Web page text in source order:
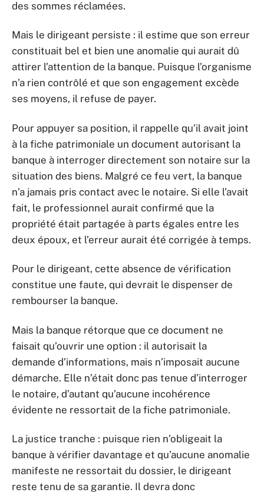
des sommes réclamées.
Mais le dirigeant persiste : il estime que son erreur
constituait bel et bien une anomalie qui aurait dû
attirer l’attention de la banque. Puisque l’organisme
n’a rien contrôlé et que son engagement excède
ses moyens, il refuse de payer.
Pour appuyer sa position, il rappelle qu’il avait joint
à la fiche patrimoniale un document autorisant la
banque à interroger directement son notaire sur la
situation des biens. Malgré ce feu vert, la banque
n’a jamais pris contact avec le notaire. Si elle l’avait
fait, le professionnel aurait confirmé que la
propriété était partagée à parts égales entre les
deux époux, et l’erreur aurait été corrigée à temps.
Pour le dirigeant, cette absence de vérification
constitue une faute, qui devrait le dispenser de
rembourser la banque.
Mais la banque rétorque que ce document ne
faisait qu’ouvrir une option : il autorisait la
demande d’informations, mais n’imposait aucune
démarche. Elle n’était donc pas tenue d’interroger
le notaire, d’autant qu’aucune incohérence
évidente ne ressortait de la fiche patrimoniale.
La justice tranche : puisque rien n’obligeait la
banque à vérifier davantage et qu’aucune anomalie
manifeste ne ressortait du dossier, le dirigeant
reste tenu de sa garantie. Il devra donc